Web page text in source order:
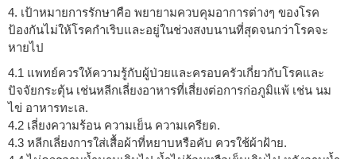
4. เป้าหมายการรักษาคือ พยายามควบคุมอาการต่างๆ ของโรค
ป้องกันไม่ให้โรคกำเริบและอยู่ในช่วงสงบนานที่สุดจนกว่าโรคจะ
หายไป
4.1 แพทย์ควรให้ความรู้กับผู้ป่วยและครอบครัวเกี่ยวกับโรคและ
ปัจจัยกระตุ้น เช่นหลีกเลี่ยงอาหารที่เสี่ยงต่อการก่อภูมิแพ้ เช่น นม
ไข่ อาหารทะเล.
4.2 เลี่ยงความร้อน ความเย็น ความเครียด.
4.3 หลีกเลี่ยงการใส่เสื้อผ้าที่หยาบหรือคับ ควรใช้ผ้าฝ้าย.